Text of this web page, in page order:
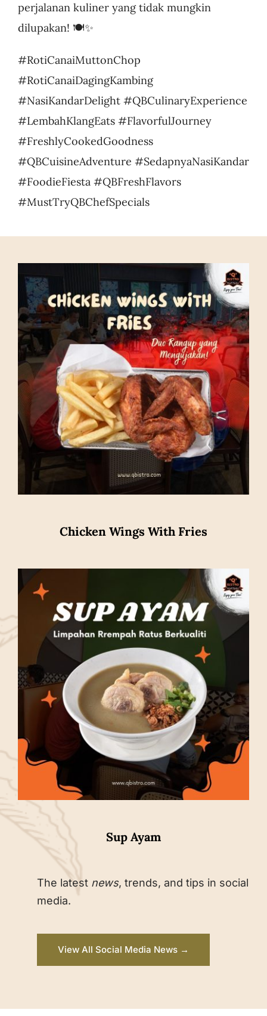
perjalanan kuliner yang tidak mungkin
dilupakan! 🍽✨
#RotiCanaiMuttonChop
#RotiCanaiDagingKambing
#NasiKandarDelight #QBCulinaryExperience
#LembahKlangEats #FlavorfulJourney
#FreshlyCookedGoodness
#QBCuisineAdventure #SedapnyaNasiKandar
#FoodieFiesta #QBFreshFlavors
#MustTryQBChefSpecials
The latest news, trends, and tips in social
media.
View All Social Media News →
Chicken Wings With Fries
Sup Ayam